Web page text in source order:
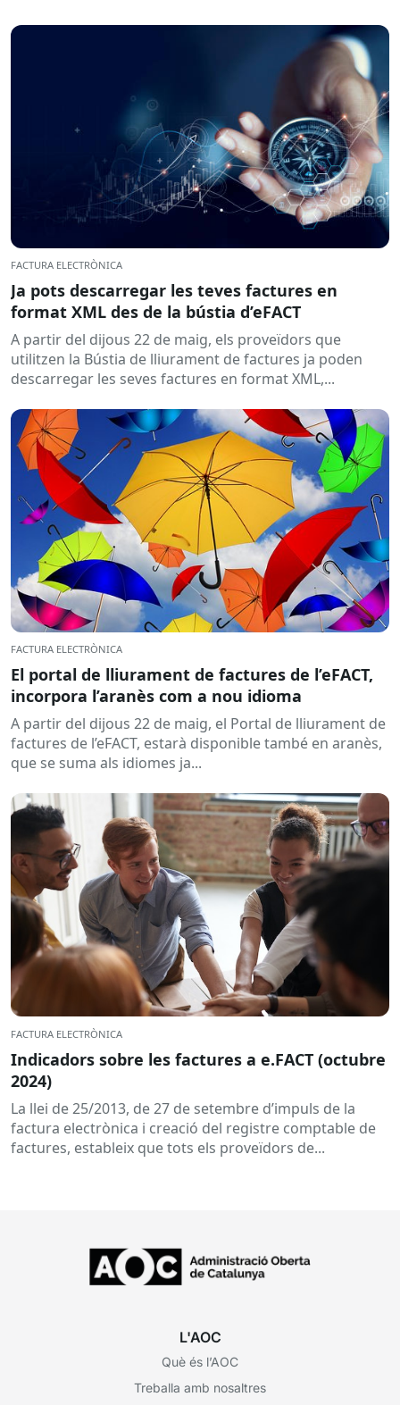
FACTURA ELECTRÒNICA
Ja pots descarregar les teves factures en
format XML des de la bústia d’eFACT
A partir del dijous 22 de maig, els proveïdors que
utilitzen la Bústia de lliurament de factures ja poden
descarregar les seves factures en format XML,...
FACTURA ELECTRÒNICA
El portal de lliurament de factures de l’eFACT,
incorpora l’aranès com a nou idioma
A partir del dijous 22 de maig, el Portal de lliurament de
factures de l’eFACT, estarà disponible també en aranès,
que se suma als idiomes ja...
FACTURA ELECTRÒNICA
Indicadors sobre les factures a e.FACT (octubre
2024)
La llei de 25/2013, de 27 de setembre d’impuls de la
factura electrònica i creació del registre comptable de
factures, estableix que tots els proveïdors de...
L'AOC
Què és l’AOC
Treballa amb nosaltres